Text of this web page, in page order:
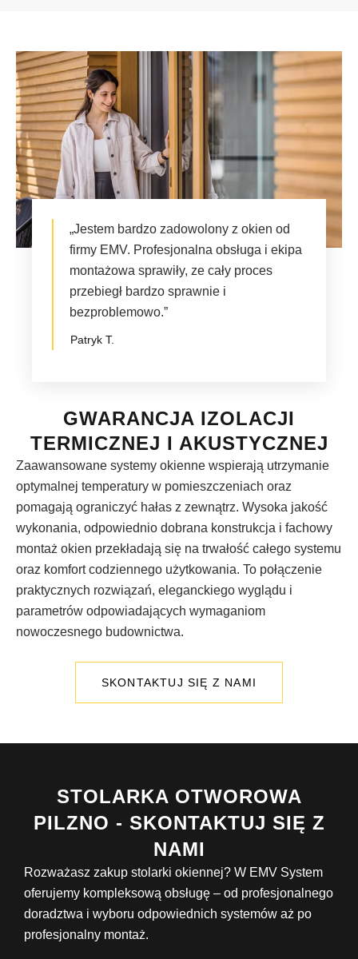
„Jestem bardzo zadowolony z okien od
firmy EMV. Profesjonalna obsługa i ekipa
montażowa sprawiły, ze cały proces
przebiegł bardzo sprawnie i
bezproblemowo.”
Patryk T.
GWARANCJA IZOLACJI
TERMICZNEJ I AKUSTYCZNEJ
Zaawansowane systemy okienne wspierają utrzymanie
optymalnej temperatury w pomieszczeniach oraz
pomagają ograniczyć hałas z zewnątrz. Wysoka jakość
wykonania, odpowiednio dobrana konstrukcja i fachowy
montaż okien przekładają się na trwałość całego systemu
oraz komfort codziennego użytkowania. To połączenie
praktycznych rozwiązań, eleganckiego wyglądu i
parametrów odpowiadających wymaganiom
nowoczesnego budownictwa.
SKONTAKTUJ SIĘ Z NAMI
STOLARKA OTWOROWA
PILZNO - SKONTAKTUJ SIĘ Z
NAMI
Rozważasz zakup stolarki okiennej? W EMV System
oferujemy kompleksową obsługę – od profesjonalnego
doradztwa i wyboru odpowiednich systemów aż po
profesjonalny montaż.